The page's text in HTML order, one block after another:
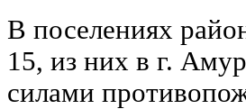
В поселениях
15, из них в г.
силами